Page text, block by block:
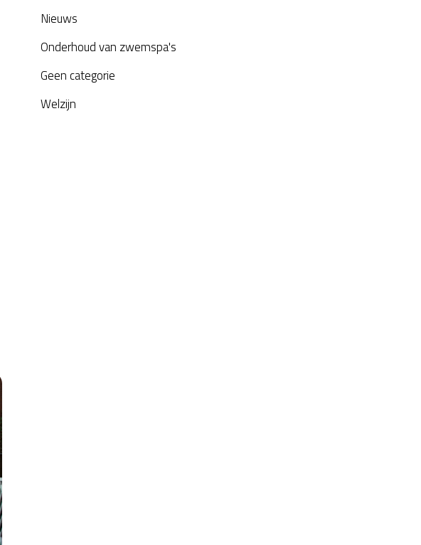
Nieuws
Onderhoud van zwemspa's
Geen categorie
Welzijn